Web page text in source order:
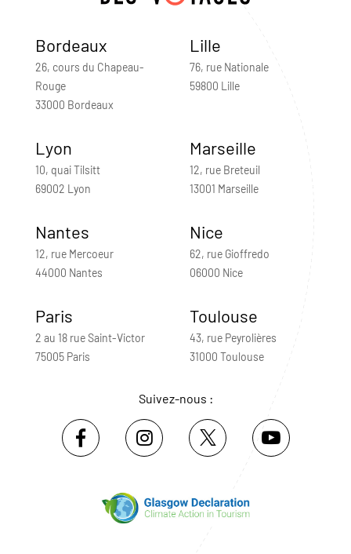
Bordeaux
26, cours du Chapeau-
Rouge
33000 Bordeaux
Lille
76, rue Nationale
59800 Lille
Lyon
10, quai Tilsitt
69002 Lyon
Marseille
12, rue Breteuil
13001 Marseille
Nantes
12, rue Mercoeur
44000 Nantes
Nice
62, rue Gioffredo
06000 Nice
Paris
2 au 18 rue Saint-Victor
75005 Paris
Toulouse
43, rue Peyrolières
31000 Toulouse
Suivez-nous :